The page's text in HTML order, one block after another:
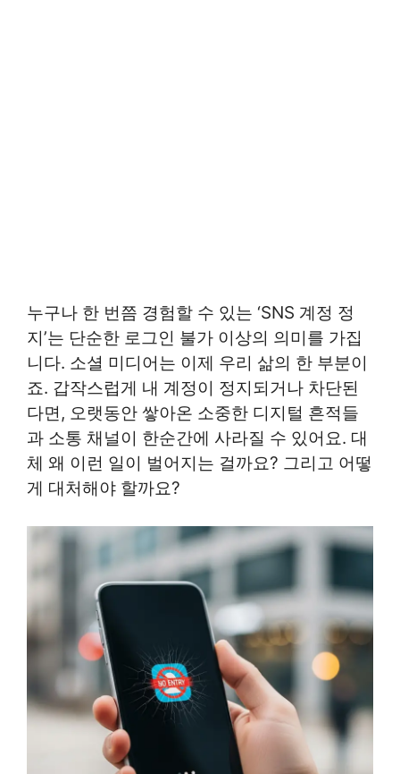
누구나 한 번쯤 경험할 수 있는 ‘SNS 계정 정
지’는 단순한 로그인 불가 이상의 의미를 가집
니다. 소셜 미디어는 이제 우리 삶의 한 부분이
죠. 갑작스럽게 내 계정이 정지되거나 차단된
다면, 오랫동안 쌓아온 소중한 디지털 흔적들
과 소통 채널이 한순간에 사라질 수 있어요. 대
체 왜 이런 일이 벌어지는 걸까요? 그리고 어떻
게 대처해야 할까요?